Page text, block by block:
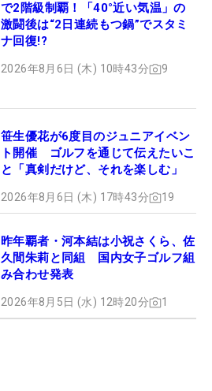
で2階級制覇！「40°近い気温」の
激闘後は“2日連続もつ鍋”でスタミ
ナ回復!?
2026年8月6日 (木) 10時43分 9
笹生優花が6度目のジュニアイベン
ト開催 ゴルフを通じて伝えたいこ
と「真剣だけど、それを楽しむ」
2026年8月6日 (木) 17時43分 19
昨年覇者・河本結は小祝さくら、佐
久間朱莉と同組 国内女子ゴルフ組
み合わせ発表
2026年8月5日 (水) 12時20分 1